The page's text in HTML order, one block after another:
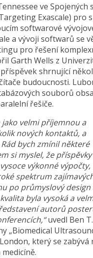
ve
Exascale) pro
softwarové
a vývoji softwarů se
pro řešení
Garth Wells z
shrnující
budoucnosti.
souborů
řešiče.
jako velmi příjemnou a
nových kontaktů, a
bych zmínil některé
si myslel, že příspěvky
výkonné výpočty,
spektrum
po průmyslový design
byla vysoká a
autorů
uvedl Ben T.
„Biomedical
který se